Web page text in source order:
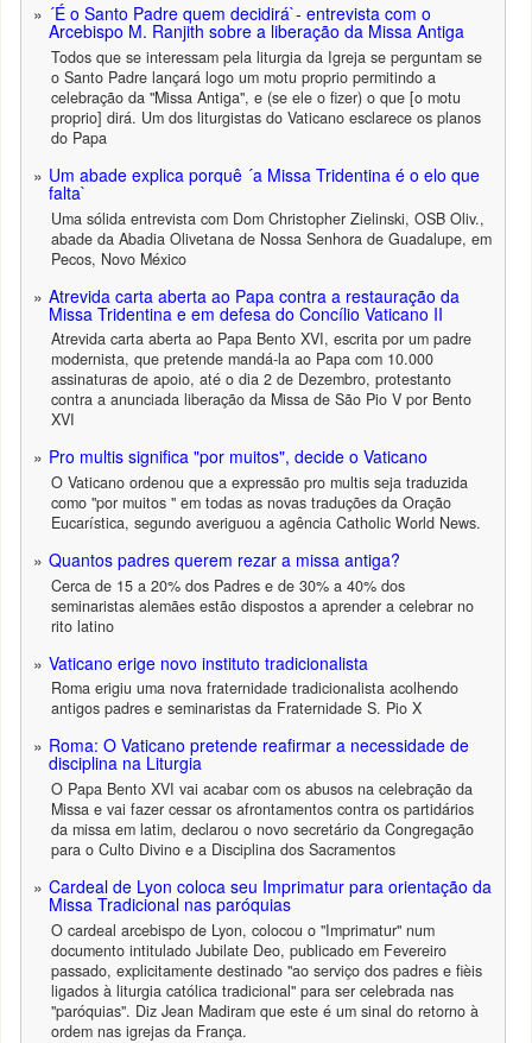
´É o Santo Padre quem decidirá`- entrevista com o
Arcebispo M. Ranjith sobre a liberação da Missa Antiga
Todos que se interessam pela liturgia da Igreja se perguntam se
o Santo Padre lançará logo um motu proprio permitindo a
celebração da "Missa Antiga", e (se ele o fizer) o que [o motu
proprio] dirá. Um dos liturgistas do Vaticano esclarece os planos
do Papa
Um abade explica porquê ´a Missa Tridentina é o elo que
falta`
Uma sólida entrevista com Dom Christopher Zielinski, OSB Oliv.,
abade da Abadia Olivetana de Nossa Senhora de Guadalupe, em
Pecos, Novo México
Atrevida carta aberta ao Papa contra a restauração da
Missa Tridentina e em defesa do Concílio Vaticano II
Atrevida carta aberta ao Papa Bento XVI, escrita por um padre
modernista, que pretende mandá-la ao Papa com 10.000
assinaturas de apoio, até o dia 2 de Dezembro, protestanto
contra a anunciada liberação da Missa de São Pio V por Bento
XVI
Pro multis significa "por muitos", decide o Vaticano
O Vaticano ordenou que a expressão pro multis seja traduzida
como "por muitos " em todas as novas traduções da Oração
Eucarística, segundo averiguou a agência Catholic World News.
Quantos padres querem rezar a missa antiga?
Cerca de 15 a 20% dos Padres e de 30% a 40% dos
seminaristas alemães estão dispostos a aprender a celebrar no
rito latino
Vaticano erige novo instituto tradicionalista
Roma erigiu uma nova fraternidade tradicionalista acolhendo
antigos padres e seminaristas da Fraternidade S. Pio X
Roma: O Vaticano pretende reafirmar a necessidade de
disciplina na Liturgia
O Papa Bento XVI vai acabar com os abusos na celebração da
Missa e vai fazer cessar os afrontamentos contra os partidários
da missa em latim, declarou o novo secretário da Congregação
para o Culto Divino e a Disciplina dos Sacramentos
Cardeal de Lyon coloca seu Imprimatur para orientação da
Missa Tradicional nas paróquias
O cardeal arcebispo de Lyon, colocou o "Imprimatur" num
documento intitulado Jubilate Deo, publicado em Fevereiro
passado, explicitamente destinado "ao serviço dos padres e fièis
ligados à liturgia católica tradicional" para ser celebrada nas
"paróquias". Diz Jean Madiram que este é um sinal do retorno à
ordem nas igrejas da França.